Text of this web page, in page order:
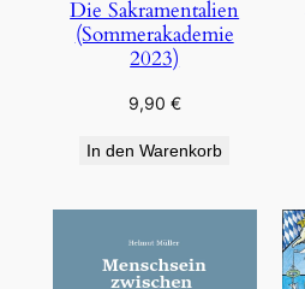
Die Sakramentalien
(Sommerakademie
2023)
9,90 €
In den Warenkorb